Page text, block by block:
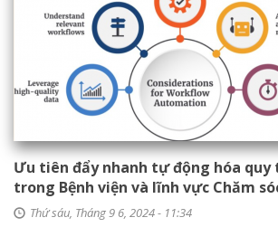
Ưu tiên đẩy nhanh tự động hóa quy
trong Bệnh viện và lĩnh vực Chăm
Thứ sáu, Tháng 9 6, 2024 - 11:34